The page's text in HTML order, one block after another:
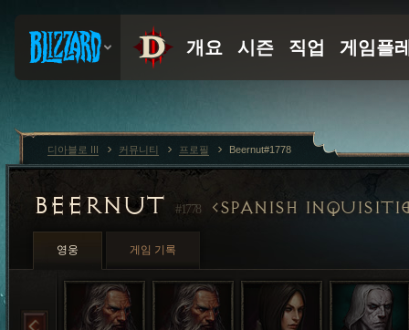
BEERNUT #1778 SPANISH
영웅 게임 기록
디아블로 III 커뮤니티 프로필 Beernut#1778